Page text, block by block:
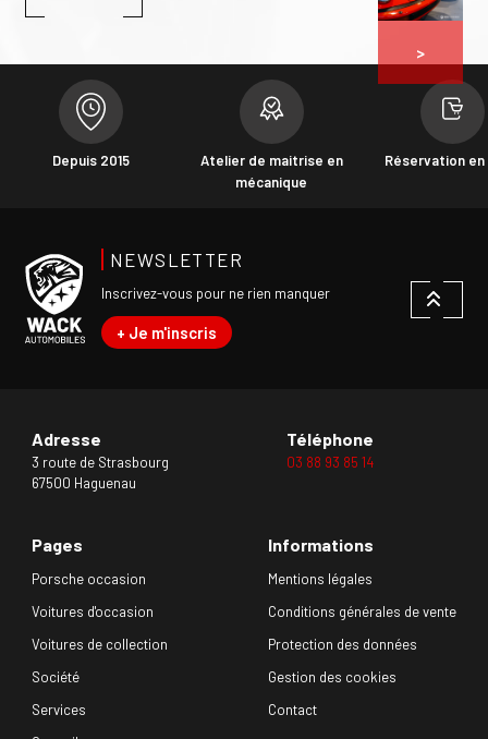
Depuis 2015
Atelier de maitrise en
mécanique
Réservation en
NEWSLETTER
Inscrivez-vous pour ne rien manquer
+ Je m'inscris
Adresse
3 route de Strasbourg
67500 Haguenau
Téléphone
03 88 93 85 14
Pages
Porsche occasion
Voitures d'occasion
Voitures de collection
Société
Services
Informations
Mentions légales
Conditions générales de vente
Protection des données
Gestion des cookies
Contact